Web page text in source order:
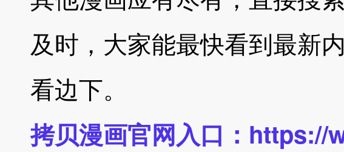
及时，大家能最快看到最新
看边下。
拷贝漫画官网入口： https://